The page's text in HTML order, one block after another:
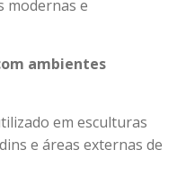
modernas e
ambientes
em esculturas
e áreas externas de